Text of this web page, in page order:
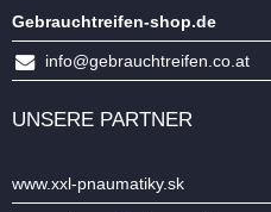
Gebrauchtreifen-shop.de
info@gebrauchtreifen.co.at
UNSERE PARTNER
www.xxl-pnaumatiky.sk